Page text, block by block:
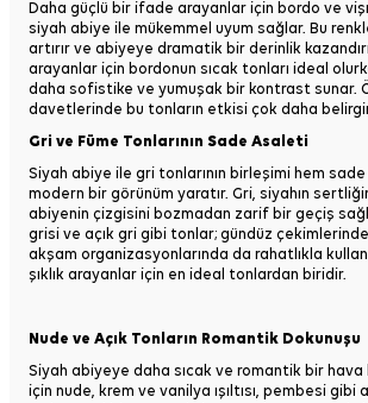
Daha güçlü bir ifade arayanlar için bordo ve
siyah abiye ile mükemmel uyum sağlar. Bu
artırır ve abiyeye dramatik bir derinlik
arayanlar için bordonun sıcak tonları ideal
daha sofistike ve yumuşak bir kontrast sunar.
davetlerinde bu tonların etkisi çok daha
Gri ve Füme Tonlarının Sade Asaleti
Siyah abiye ile gri tonlarının birleşimi hem
modern bir görünüm yaratır. Gri, siyahın
abiyenin çizgisini bozmadan zarif bir geçiş
grisi ve açık gri gibi tonlar; gündüz
akşam organizasyonlarında da rahatlıkla
şıklık arayanlar için en ideal tonlardan biridir.
Nude ve Açık Tonların Romantik Dokunuşu
Siyah abiyeye daha sıcak ve romantik bir
için nude, krem ve vanilya ışıltısı, pembesi gibi